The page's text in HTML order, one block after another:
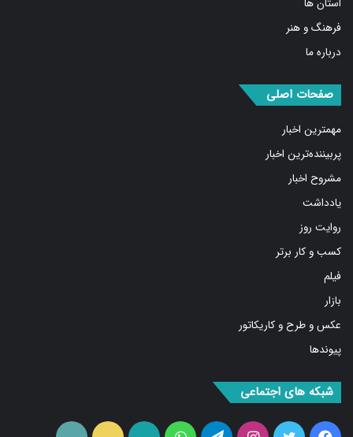
فرهنگ و هنر
درباره ما
مهمترین اخبار
پربیننده‌ترین اخبار
مشروح اخبار
یادداشت
روایت روز
کسب و کار برتر
فیلم
بازار
عکس و طرح و کاریکاتور
پیوندها
فیس توییتراینستاگرامتلگرامواتس
آپارات ایتا